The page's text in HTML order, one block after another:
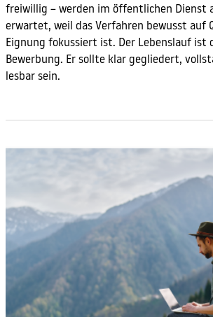
freiwillig – werden im öffentlichen Dienst
erwartet, weil das Verfahren bewusst auf
Eignung fokussiert ist. Der Lebenslauf ist
Bewerbung. Er sollte klar gegliedert,
lesbar sein.